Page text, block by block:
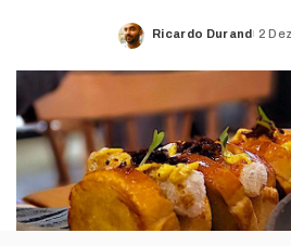
Posted
Ricardo Durand 2